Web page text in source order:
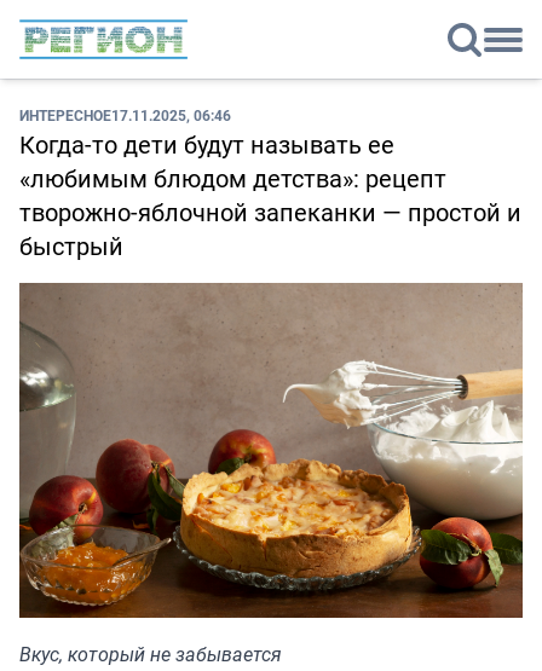
ИНТЕРЕСНОЕ17.11.2025, 06:46
Когда-то дети будут называть ее
«любимым блюдом детства»: рецепт
творожно-яблочной запеканки — простой и
быстрый
Вкус, который не забывается